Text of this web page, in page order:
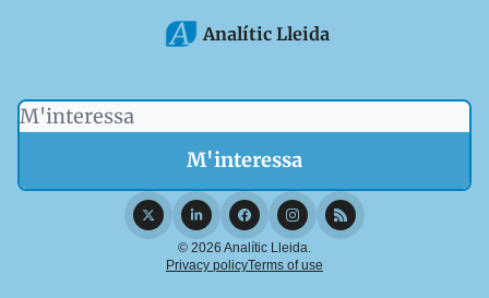
Analític Lleida
© 2026 Analític Lleida.
Privacy policyTerms of use